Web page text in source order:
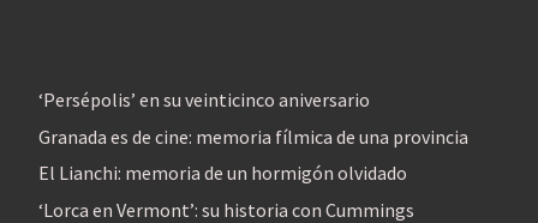
‘Persépolis’ en su veinticinco aniversario
Granada es de cine: memoria fílmica de una provincia
El Lianchi: memoria de un hormigón olvidado
‘Lorca en Vermont’: su historia con Cummings